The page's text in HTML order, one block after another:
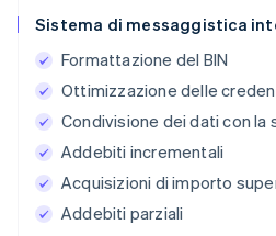
Sistema di messaggistica
Formattazione del BIN
Ottimizzazione delle
Condivisione dei dati con
Addebiti incrementali
Acquisizioni di importo
Addebiti parziali